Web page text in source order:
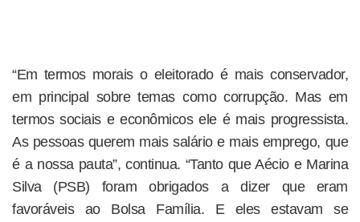
“Em termos morais o eleitorado é mais conservador,
em principal sobre temas como corrupção. Mas em
termos sociais e econômicos ele é mais progressista.
As pessoas querem mais salário e mais emprego, que
é a nossa pauta”, continua. “Tanto que Aécio e Marina
Silva (PSB) foram obrigados a dizer que eram
favoráveis ao Bolsa Família. E eles estavam se